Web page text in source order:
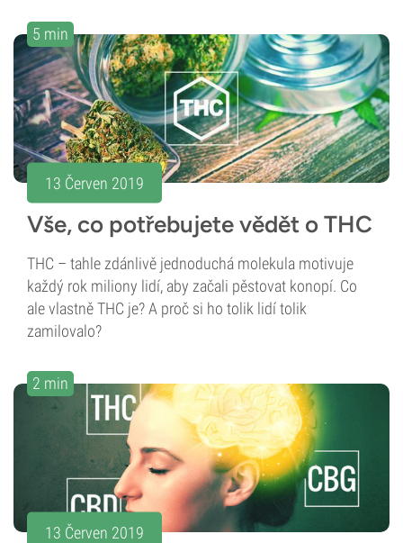
5 min
13 Červen 2019
Vše, co potřebujete vědět o THC
THC – tahle zdánlivě jednoduchá molekula motivuje
každý rok miliony lidí, aby začali pěstovat konopí. Co
ale vlastně THC je? A proč si ho tolik lidí tolik
zamilovalo?
2 min
13 Červen 2019